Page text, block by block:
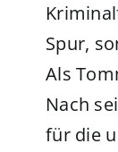
Spur,
Als
Nach
für die